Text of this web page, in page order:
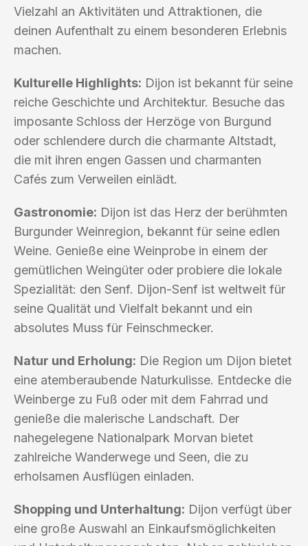
Vielzahl an Aktivitäten und Attraktionen, die
deinen Aufenthalt zu einem besonderen Erlebnis
machen.
Kulturelle Highlights: Dijon ist bekannt für seine
reiche Geschichte und Architektur. Besuche das
imposante Schloss der Herzöge von Burgund
oder schlendere durch die charmante Altstadt,
die mit ihren engen Gassen und charmanten
Cafés zum Verweilen einlädt.
Gastronomie: Dijon ist das Herz der berühmten
Burgunder Weinregion, bekannt für seine edlen
Weine. Genieße eine Weinprobe in einem der
gemütlichen Weingüter oder probiere die lokale
Spezialität: den Senf. Dijon-Senf ist weltweit für
seine Qualität und Vielfalt bekannt und ein
absolutes Muss für Feinschmecker.
Natur und Erholung: Die Region um Dijon bietet
eine atemberaubende Naturkulisse. Entdecke die
Weinberge zu Fuß oder mit dem Fahrrad und
genieße die malerische Landschaft. Der
nahegelegene Nationalpark Morvan bietet
zahlreiche Wanderwege und Seen, die zu
erholsamen Ausflügen einladen.
Shopping und Unterhaltung: Dijon verfügt über
eine große Auswahl an Einkaufsmöglichkeiten